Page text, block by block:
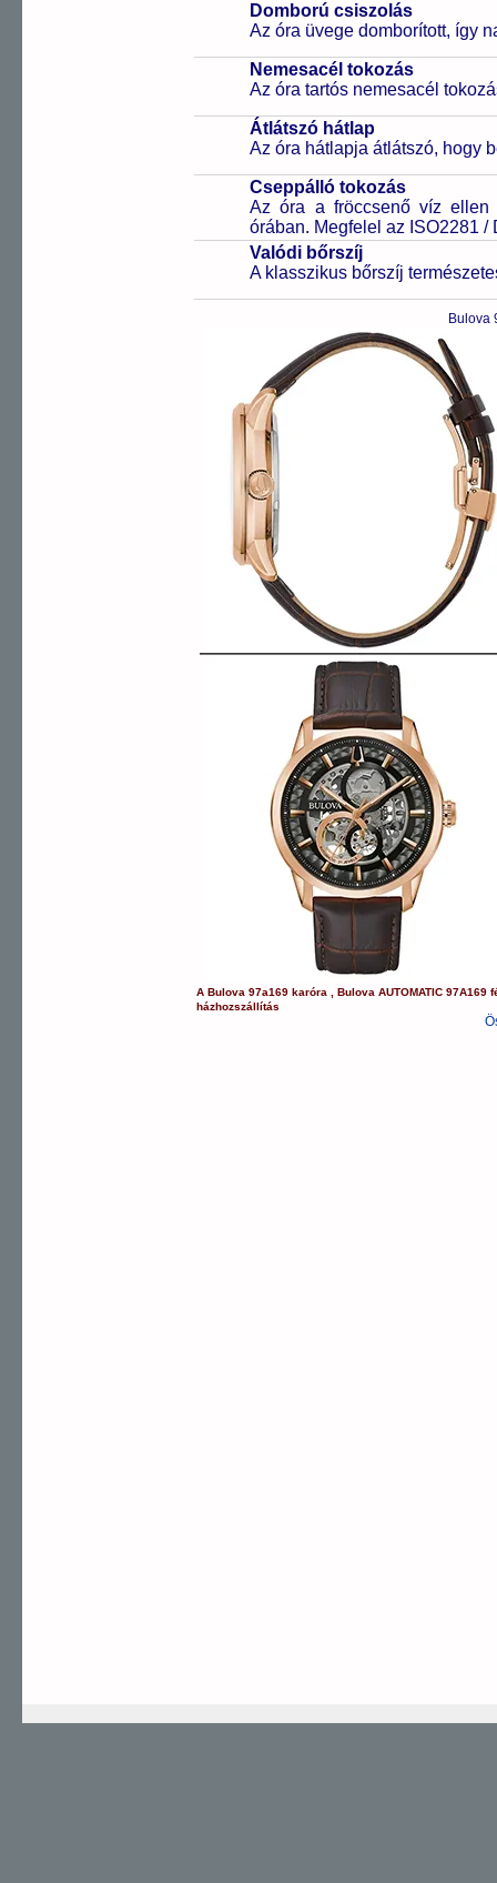
Domború csiszolás
Az óra üvege domborított, így
Nemesacél tokozás
Az óra tartós nemesacél
Átlátszó hátlap
Az óra hátlapja átlátszó, hogy
Cseppálló tokozás
Az óra a fröccsenő víz ellen
órában. Megfelel az ISO2281
Valódi bőrszíj
A klasszikus bőrszíj
Bulova
ABulova 97a169 karóra ,Bulova AUTOMATIC 97A169
házhozszállítás